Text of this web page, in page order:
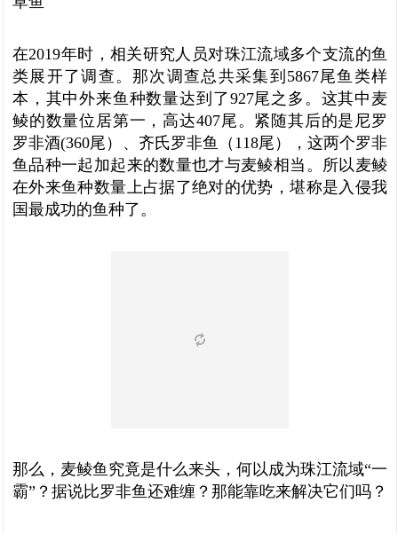
在2019年时，相关研究人员对珠江流域多个支流的鱼
类展开了调查。那次调查总共采集到5867尾鱼类样
本，其中外来鱼种数量达到了927尾之多。这其中麦
鲮的数量位居第一，高达407尾。紧随其后的是尼罗
罗非酒(360尾）、齐氏罗非鱼（118尾），这两个罗非
鱼品种一起加起来的数量也才与麦鲮相当。所以麦鲮
在外来鱼种数量上占据了绝对的优势，堪称是入侵我
国最成功的鱼种了。
那么，麦鲮鱼究竟是什么来头，何以成为珠江流域“一
霸”？据说比罗非鱼还难缠？那能靠吃来解决它们吗？